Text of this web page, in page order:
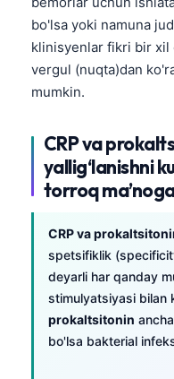
bo'lsa yoki namuna
klinisyenlar fikri bir xil
vergul (nuqta)dan
mumkin.
CRP va
yallig‘lanishni
torroq
CRP va
spetsifiklik
deyarli har qanday
stimulyatsiyasi bilan
prokaltsitonin
bo'lsa bakterial